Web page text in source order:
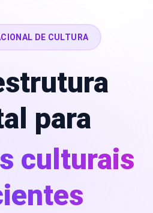
DE CULTURA
para
culturais